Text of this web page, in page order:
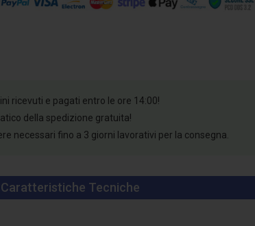
ricevuti e pagati entro le ore 14:00!
della spedizione gratuita!
necessari fino a 3 giorni lavorativi per la consegna.
Caratteristiche Tecniche